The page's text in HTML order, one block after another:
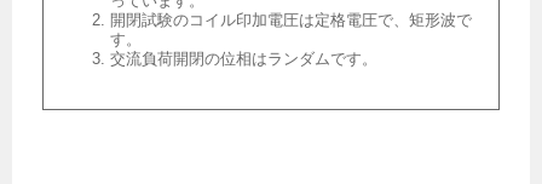
開閉試験のコイル印加電圧は定格電圧で、矩形波で
す。
交流負荷開閉の位相はランダムです。